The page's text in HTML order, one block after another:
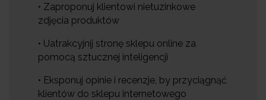
• Zaproponuj klientowi nietuzinkowe
zdjęcia produktów
• Uatrakcyjnij stronę sklepu online za
pomocą sztucznej inteligencji
• Eksponuj opinie i recenzje, by przyciągnąć
klientów do sklepu internetowego